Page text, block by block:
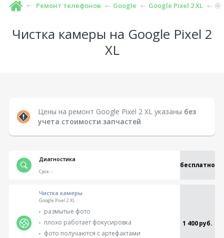
Ремонт телефонов Google Google Pixel 2 XL
Чистка камеры на Google Pixel 2
XL
Цены на ремонт Google Pixel 2 XL указаны без
учета стоимости запчастей
Диагностика
бесплатно
Срок:-
Чистка камеры
Google Pixel 2 XL
размытые фото
плохо работает фокусировка
фото получаются с артефактами
1 400 руб.